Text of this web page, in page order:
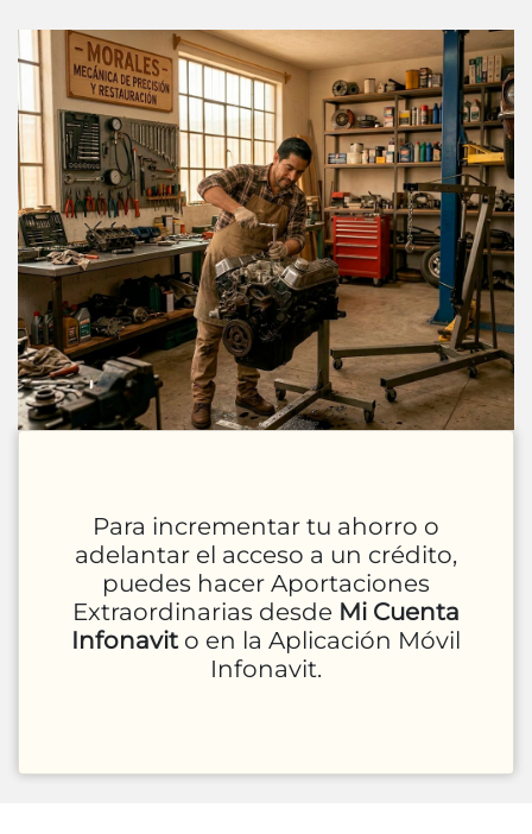
Para incrementar tu ahorro o
adelantar el acceso a un crédito,
puedes hacer Aportaciones
Extraordinarias desde Mi Cuenta
Infonavito en la Aplicación Móvil
Infonavit.